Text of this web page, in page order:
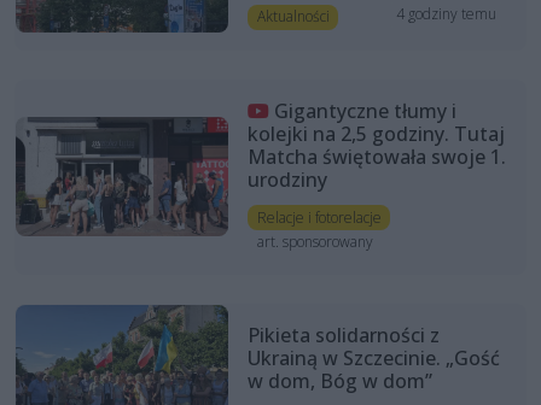
Aktualności 4 godziny temu
Gigantyczne tłumy i
kolejki na 2,5 godziny. Tutaj
Matcha świętowała swoje 1.
urodziny
Relacje i fotorelacje
art. sponsorowany
Pikieta solidarności z
Ukrainą w Szczecinie. „Gość
w dom, Bóg w dom”